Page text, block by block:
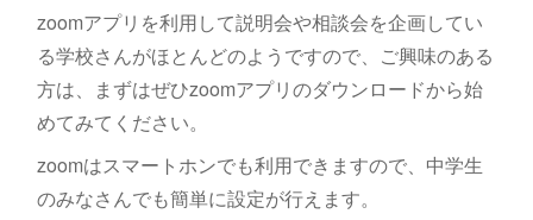
zoomアプリを利用して説明会や相談会を企画してい
る学校さんがほとんどのようですので、ご興味のある
方は、まずはぜひzoomアプリのダウンロードから始
めてみてください。
zoomはスマートホンでも利用できますので、中学生
のみなさんでも簡単に設定が行えます。